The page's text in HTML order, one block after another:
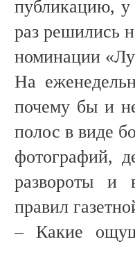
публикацию, у
раз решились
номинации
На
почему бы и
полос в виде
фотографий,
развороты и
правил
– Какие